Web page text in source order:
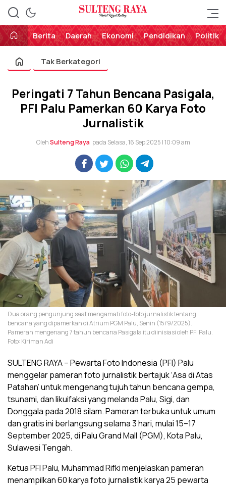
Sulteng Raya
Perekat Rakyat Sulteng
Berita
Daerah Ekonomi Pendidikan Politik
Tak Berkategori
Peringati 7 Tahun Bencana Pasigala,
PFI Palu Pamerkan 60 Karya Foto
Jurnalistik
OlehSulteng Raya pada Selasa, 16 Sep 2025 | 10:09 am
Dua orang pengunjung saat mengamati foto-foto jurnalistik tentang
bencana yang dipamerkan di Atrium PGM Palu, Senin (15/9/2025).
Pameran mengenang 7 tahun bencana Pasigala itu diinisiasi oleh PFI Palu.
Foto: Kiriman Adi
SULTENG RAYA – Pewarta Foto Indonesia (PFI) Palu
menggelar pameran foto jurnalistik bertajuk ‘Asa di Atas
Patahan’ untuk mengenang tujuh tahun bencana gempa,
tsunami, dan likuifaksi yang melanda Palu, Sigi, dan
Donggala pada 2018 silam. Pameran terbuka untuk umum
dan gratis ini berlangsung selama 3 hari, mulai 15–17
September 2025, di Palu Grand Mall (PGM), Kota Palu,
Sulawesi Tengah.
Ketua PFI Palu, Muhammad Rifki menjelaskan pameran
menampilkan 60 karya foto jurnalistik karya 25 pewarta